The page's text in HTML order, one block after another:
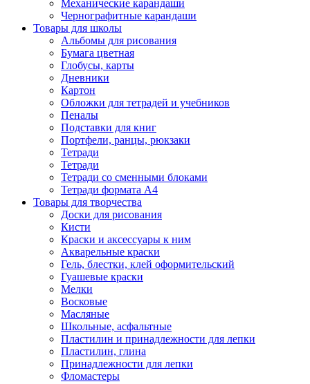
Механические карандаши
Чернографитные карандаши
Товары для школы
Альбомы для рисования
Бумага цветная
Глобусы, карты
Дневники
Картон
Обложки для тетрадей и учебников
Пеналы
Подставки для книг
Портфели, ранцы, рюкзаки
Тетради
Тетради
Тетради со сменными блоками
Тетради формата А4
Товары для творчества
Доски для рисования
Кисти
Краски и аксессуары к ним
Акварельные краски
Гель, блестки, клей оформительский
Гуашевые краски
Мелки
Восковые
Масляные
Школьные, асфальтные
Пластилин и принадлежности для лепки
Пластилин, глина
Принадлежности для лепки
Фломастеры